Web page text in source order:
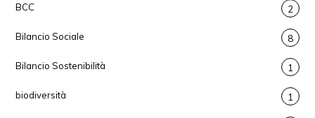
BCC 2
Bilancio Sociale 8
Bilancio Sostenibilità 1
biodiversità 1